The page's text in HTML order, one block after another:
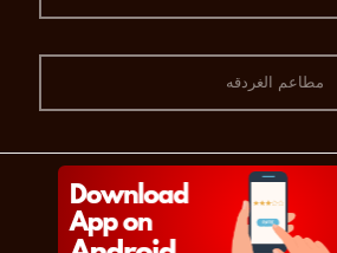
مطاعم الغردقه